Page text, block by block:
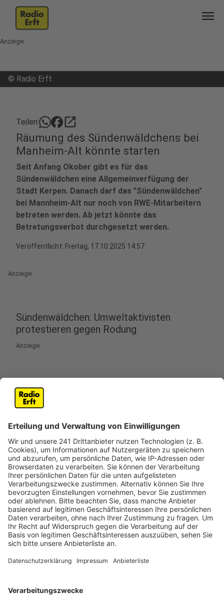
menu
Anzeige
© Radio Erft
Teilen: open_in_new
Räumung des Sündenwäldchens bei
Manheim-Alt könnte starten
Seit Anfang Okober gibt es für das
Sündenwäldchen eine Allgemeinverfügung der
Stadt Kerpen. Danach darf das "Sündenwäldchen"
bei Mannheim-Alt nur noch von RWE-Mitarbeitern
betreten werden. Ab jetzt könnte das
Betretungsverbot durchgesetzt werden.
Veröffentlicht: Freitag, 17.10.2025 14:57
Anzeige
Sündenwäldchen: Umweltaktivisten
protestieren gegen Rodung
Anzeige
Das Sündenwäldchen in der Nähe von Manheim-Alt
könnte ab Montag (20.10.) gerodet werden. Die Stadt
Kerpen hatte das Gebiet bereits Anfang Oktober
Mitarbeitern erlaubt. Laut einer Allgemeinverfügung
der Stadt könnte das Betretungsverbot ab jetzt
durchgesetzt werden. Das kleine Waldstück liegt
direkt am Tagebau Hambach und war in den
vergangenen Wochen immer wieder Schauplatz von
Protestaktionen. Umweltaktivisten haben sich dort in
Zelten und Baumhäusern verschanzt, um die geplante
Rodung zu verhindern. RWE plant, im Sündenwäldchen
Sand und Kies abzubauen. Diese Materialien sollen
später genutzt werden, um die Böschungen des
künftigen Tagebausees zu sichern. Protestgruppen
wie „Lützerath lebt“ haben angekündigt, die Arbeiten
zu protestieren.